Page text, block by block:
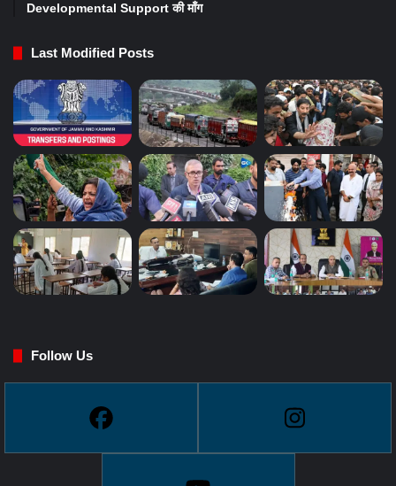
Developmental Support की माँग
Last Modified Posts
Follow Us